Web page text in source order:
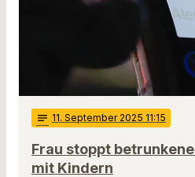
notes 11. September 2025 11:15
Frau stoppt
mit Kindern